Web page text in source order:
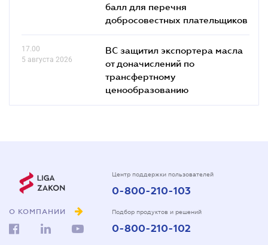
балл для перечня
добросовестных плательщиков
17.00
5 августа 2026
ВС защитил экспортера масла
от доначислений по
трансфертному
ценообразованию
О КОМПАНИИ
Центр поддержки пользователей
0-800-210-103
Подбор продуктов и решений
0-800-210-102